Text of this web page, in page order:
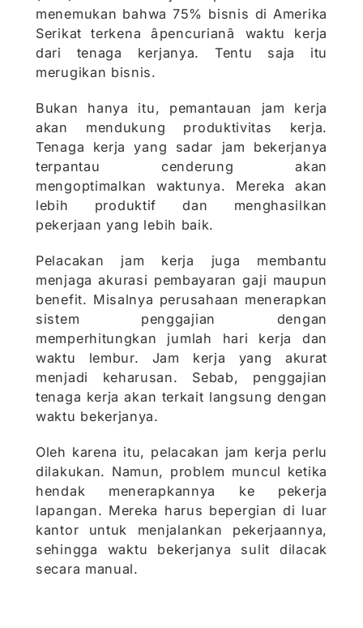
menemukan bahwa 75% bisnis di Amerika
Serikat terkena âpencurianâ waktu kerja
dari tenaga kerjanya. Tentu saja itu
merugikan bisnis.
Bukan hanya itu, pemantauan jam kerja
akan mendukung produktivitas kerja.
Tenaga kerja yang sadar jam bekerjanya
terpantau cenderung akan
mengoptimalkan waktunya. Mereka akan
lebih produktif dan menghasilkan
pekerjaan yang lebih baik.
Pelacakan jam kerja juga membantu
menjaga akurasi pembayaran gaji maupun
benefit. Misalnya perusahaan menerapkan
sistem penggajian dengan
memperhitungkan jumlah hari kerja dan
waktu lembur. Jam kerja yang akurat
menjadi keharusan. Sebab, penggajian
tenaga kerja akan terkait langsung dengan
waktu bekerjanya.
Oleh karena itu, pelacakan jam kerja perlu
dilakukan. Namun, problem muncul ketika
hendak menerapkannya ke pekerja
lapangan. Mereka harus bepergian di luar
kantor untuk menjalankan pekerjaannya,
sehingga waktu bekerjanya sulit dilacak
secara manual.